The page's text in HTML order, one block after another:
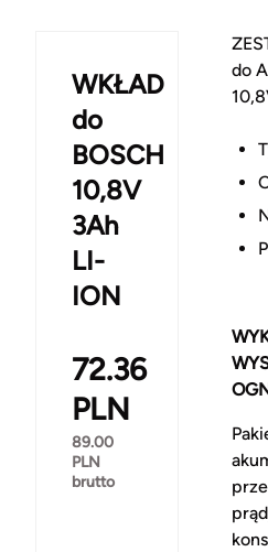
WKŁAD
do
BOSCH
10,8V
3Ah
LI-
ION
72.36
PLN
89.00
PLN
brutto
do